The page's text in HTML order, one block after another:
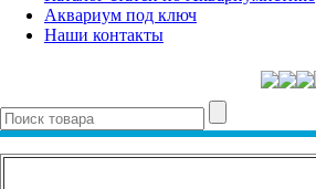
Аквариум под ключ
Наши контакты